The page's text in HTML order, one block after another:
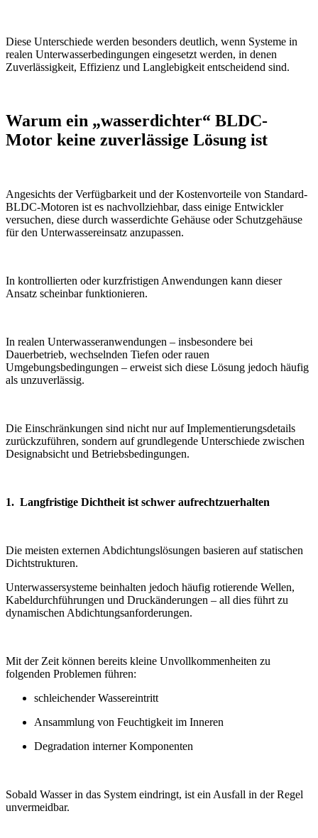
Diese Unterschiede werden besonders deutlich, wenn Systeme in
realen Unterwasserbedingungen eingesetzt werden, in denen
Zuverlässigkeit, Effizienz und Langlebigkeit entscheidend sind.
Warum ein „wasserdichter“ BLDC-
Motor keine zuverlässige Lösung ist
Angesichts der Verfügbarkeit und der Kostenvorteile von Standard-
BLDC-Motoren ist es nachvollziehbar, dass einige Entwickler
versuchen, diese durch wasserdichte Gehäuse oder Schutzgehäuse
für den Unterwassereinsatz anzupassen.
In kontrollierten oder kurzfristigen Anwendungen kann dieser
Ansatz scheinbar funktionieren.
In realen Unterwasseranwendungen – insbesondere bei
Dauerbetrieb, wechselnden Tiefen oder rauen
Umgebungsbedingungen – erweist sich diese Lösung jedoch häufig
als unzuverlässig.
Die Einschränkungen sind nicht nur auf Implementierungsdetails
zurückzuführen, sondern auf grundlegende Unterschiede zwischen
Designabsicht und Betriebsbedingungen.
1. Langfristige Dichtheit ist schwer aufrechtzuerhalten
Die meisten externen Abdichtungslösungen basieren auf statischen
Dichtstrukturen.
Unterwassersysteme beinhalten jedoch häufig rotierende Wellen,
Kabeldurchführungen und Druckänderungen – all dies führt zu
dynamischen Abdichtungsanforderungen.
Mit der Zeit können bereits kleine Unvollkommenheiten zu
folgenden Problemen führen:
schleichender Wassereintritt
Ansammlung von Feuchtigkeit im Inneren
Degradation interner Komponenten
Sobald Wasser in das System eindringt, ist ein Ausfall in der Regel
unvermeidbar.